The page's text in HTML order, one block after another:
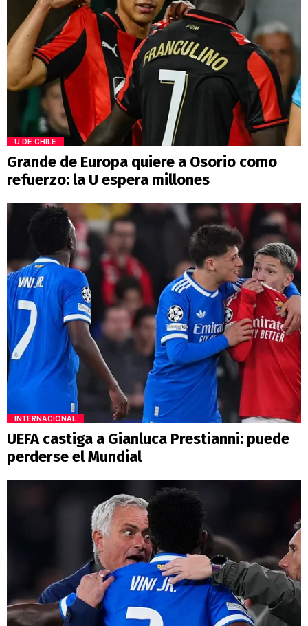
U DE CHILE
Grande de Europa quiere a Osorio como
refuerzo: la U espera millones
INTERNACIONAL
UEFA castiga a Gianluca Prestianni: puede
perderse el Mundial